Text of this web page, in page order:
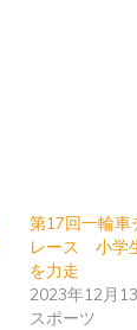
第17回一輪車
レース 小学
を力走
2023年12月
スポーツ